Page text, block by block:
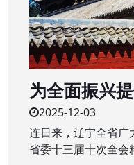
为全面振兴
——辽宁全省
学习贯彻省
神
2025-12-03
连日来，辽宁全省广
省委十三届十次全会